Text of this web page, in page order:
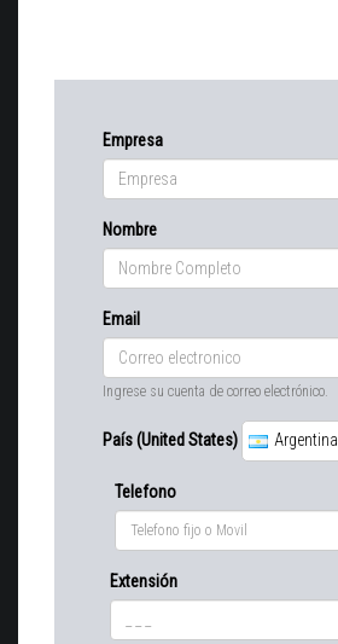
Empresa
Nombre
Email
Ingrese su cuenta de correo electrónico.
País (United States) Argentina
Telefono
Extensión